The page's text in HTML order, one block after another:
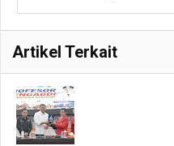
Artikel Terkait